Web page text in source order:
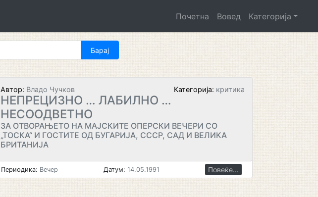
Почетна Вовед Категорија
Автор: Владо Чучков Категорија: критика
НЕПРЕЦИЗНО … ЛАБИЛНО …
НЕСООДВЕТНО
ЗА ОТВОРАЊЕТО НА МАЈСКИТЕ ОПЕРСКИ ВЕЧЕРИ СО
„ТОСКА“ И ГОСТИТЕ ОД БУГАРИЈА, СССР, САД И ВЕЛИКА
БРИТАНИЈА
Периодика: Вечер Датум: 14.05.1991 Повеќе...